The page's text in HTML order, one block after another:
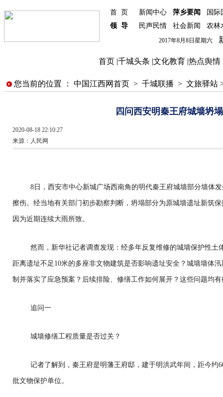
首 页 新闻中心 萍乡要闻 国际
领 导
民声民情 社会新闻 农林
2017年8月8日星期六
首页 |千城头条 |文化教育 |热点舆情
您当前的位置 ： 中国江西网首页 > 千城联播 > 文旅驿站
四问西安明秦王府城墙坍
2020-08-18 22:10:27
来源： 人民网
8日，西安市中心新城广场西南角的明代秦王府城墙部分墙体
擦伤。经当地有关部门初步勘察判断，坍塌部分为原城墙遗址新筑
因为近期连续大雨所致。
然而，新华社记者调查发现：经多年反复维修的城墙保护性土
距离遗址不足10米的多座非文物建筑是否影响遗址安全？城墙墙体
制并落实了应急预案？后续排险、修缮工作如何展开？这些问题均
追问一
城墙修缮工程质量是否过关？
记者了解到，秦王府是明藩王府邸，建于明洪武年间，距今约
批文物保护单位。